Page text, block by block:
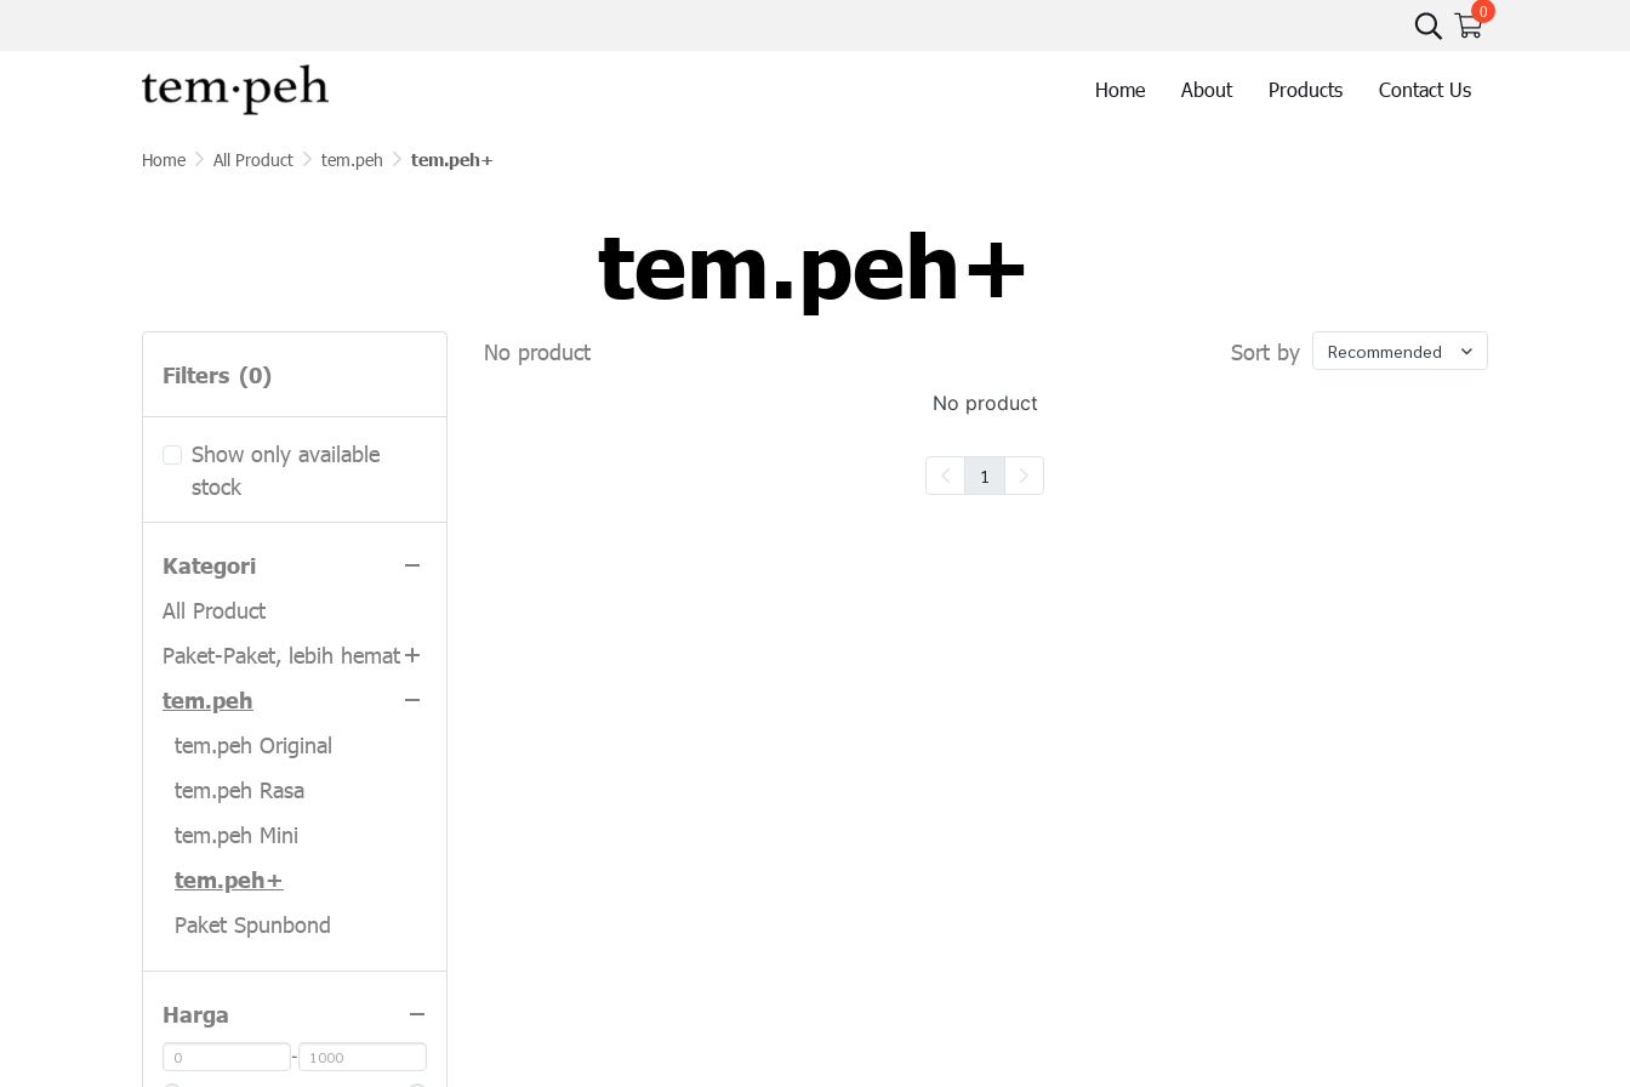
0
Home About Products Contact Us
Home All Product tem.peh tem.peh+
tem.peh+
Filters (0)
Show only available
stock
Kategori
All Product
Paket-Paket, lebih hemat
3 Brand
tem.peh x Kpok
tem.peh
tem.peh Original
tem.peh Rasa
tem.peh Mini
tem.peh+
Paket Spunbond
Paket Box
tem.peh Jalan Bareng
Kpok
Harga
-
No product Sort by Recommended
No product
1